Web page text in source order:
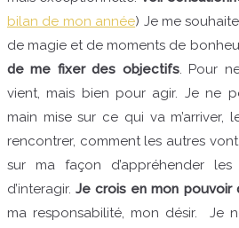
bilan de mon année) Je me
de magie et de moments de
de me fixer des objectifs. Pour
vient, mais bien pour agir. Je ne
main mise sur ce qui va m’arriver,
rencontrer, comment les autres
sur ma façon d’appréhender
d’interagir.Je crois en mon pouvoir
ma responsabilité, mon désir. Je